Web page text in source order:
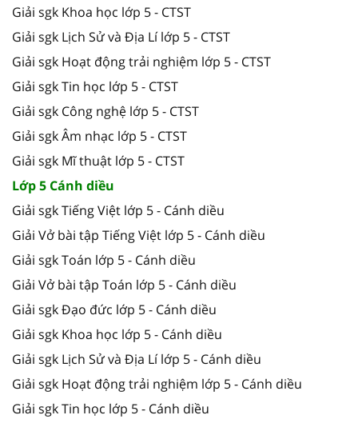
Giải sgk Khoa học lớp 5 - CTST
Giải sgk Lịch Sử và Địa Lí lớp 5 - CTST
Giải sgk Hoạt động trải nghiệm lớp 5 - CTST
Giải sgk Tin học lớp 5 - CTST
Giải sgk Công nghệ lớp 5 - CTST
Giải sgk Âm nhạc lớp 5 - CTST
Giải sgk Mĩ thuật lớp 5 - CTST
Lớp 5 Cánh diều
Giải sgk Tiếng Việt lớp 5 - Cánh diều
Giải Vở bài tập Tiếng Việt lớp 5 - Cánh diều
Giải sgk Toán lớp 5 - Cánh diều
Giải Vở bài tập Toán lớp 5 - Cánh diều
Giải sgk Đạo đức lớp 5 - Cánh diều
Giải sgk Khoa học lớp 5 - Cánh diều
Giải sgk Lịch Sử và Địa Lí lớp 5 - Cánh diều
Giải sgk Hoạt động trải nghiệm lớp 5 - Cánh diều
Giải sgk Tin học lớp 5 - Cánh diều